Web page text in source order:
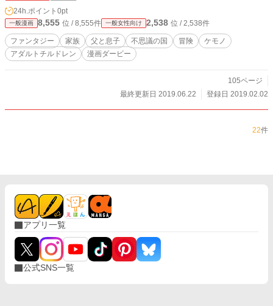
24h.ポイント 0pt
一般漫画 8,555 位 / 8,555件 一般女性向け 2,538 位 / 2,538件
ファンタジー 家族 父と息子 不思議の国 冒険
ケモノ
アダルトチルドレン
漫画ダービー
105ページ
最終更新日 2019.06.22
登録日 2019.02.02
22件
アプリ一覧
公式SNS一覧